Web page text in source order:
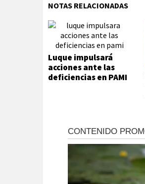
NOTAS RELACIONADAS
Luque impulsará
acciones ante las
deficiencias en PAMI